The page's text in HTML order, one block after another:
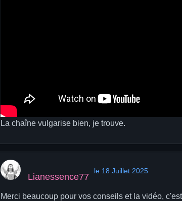
La chaîne vulgarise bien, je trouve.
Lianessence77
le 18 Juillet 2025
Merci beaucoup pour vos conseils et la vidéo,